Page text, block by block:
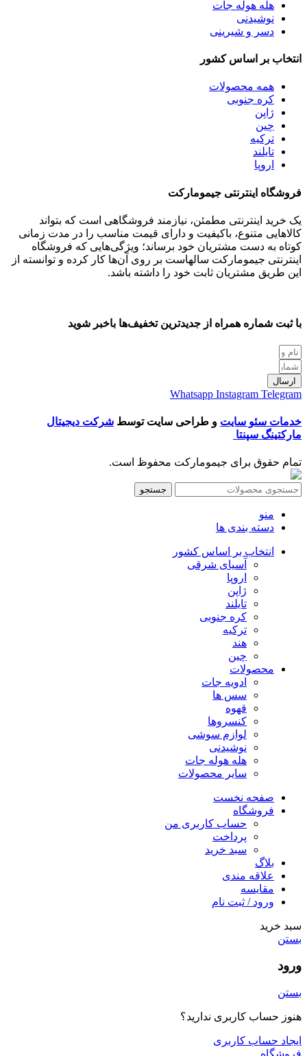
هله هوله جات
نوشیدنی
دسر و شیرینی
انتخاب بر اساس کشور
همه محصولات
کره جنوبی
ژاپن
چین
ترکیه
تایلند
اروپا
فروشگاه اینترنتی جیمومارکت
یک خرید اینترنتی مطمئن، نیازمند فروشگاهی است که بتواند
کالاهایی متنوع، باکیفیت و دارای قیمت مناسب را در مدت زمانی
کوتاه به دست مشتریان خود برساند؛ ویژگی‌هایی که فروشگاه
اینترنتی جیمومارکت سالهاست بر روی آن‌ها کار کرده و توانسته از
این طریق مشتریان ثابت خود را داشته باشد.
با ثبت شماره همراه از جدید‌ترین تخفیف‌ها با‌خبر شوید
ارسال
Whatsapp Instagram Telegram
خدمات سئو سایت و طراحی سایت توسط شرکت دیجیتال
مارکتینگ سپنتا
تمام حقوق برای جیمومارکت محفوظ است.
جستجو
منو
دسته بندی ها
انتخاب بر اساس کشور
آسیای شرقی
اروپا
ژاپن
تایلند
کره جنوبی
ترکیه
هند
چین
محصولات
ادویه جات
سس ها
قهوه
کنسروها
لوازم سوشی
نوشیدنی
هله هوله جات
سایر محصولات
صفحه نخست
فروشگاه
حساب کاربری من
پرداخت
سبد خرید
بلاگ
علاقه مندی
مقایسه
ورود / ثبت نام
سبد خرید
بستن
ورود
بستن
هنوز حساب کاربری ندارید؟
ایجاد حساب کاربری